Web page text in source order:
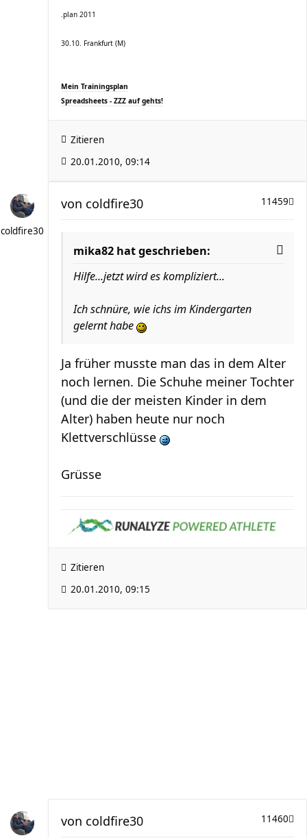
.plan 2011
30.10. Frankfurt (M)
Mein Trainingsplan
Spreadsheets - ZZZ auf gehts!
Zitieren
20.01.2010, 09:14
coldfire30
11459
von coldfire30
mika82 hat geschrieben:
Hilfe...jetzt wird es kompliziert...
Ich schnüre, wie ichs im Kindergarten
gelernt habe
Ja früher musste man das in dem Alter
noch lernen. Die Schuhe meiner Tochter
(und die der meisten Kinder in dem
Alter) haben heute nur noch
Klettverschlüsse
Grüsse
Zitieren
20.01.2010, 09:15
11460
von coldfire30